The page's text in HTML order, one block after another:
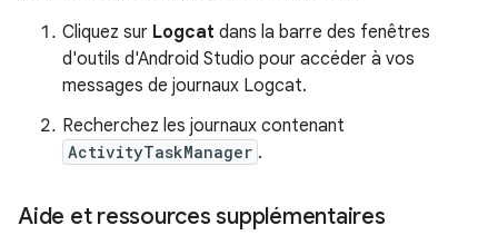
Cliquez sur Logcat dans la barre des fenêtres
d'outils d'Android Studio pour accéder à vos
messages de journaux Logcat.
Recherchez les journaux contenant
ActivityTaskManager .
Aide et ressources supplémentaires